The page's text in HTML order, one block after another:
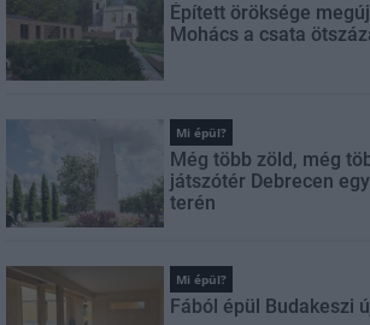
Épített öröksége
Mohács a csata
Mi épül?
Még több zöld, még
játszótér Debrecen
terén
Mi épül?
Fából épül Budakeszi